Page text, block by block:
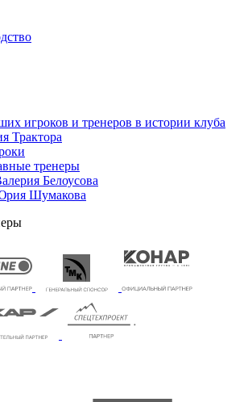
игроков и тренеров в истории клуба
Трактора
тренеры
Белоусова
Шумакова